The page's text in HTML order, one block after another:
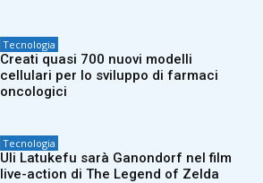
Tecnologia
Creati quasi 700 nuovi modelli
cellulari per lo sviluppo di farmaci
oncologici
Tecnologia
Uli Latukefu sarà Ganondorf nel film
live-action di The Legend of Zelda